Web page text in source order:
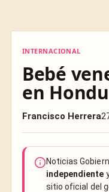
INTERNACIONAL
Bebé
en
Francisco Herrera
Noticias
independiente
sitio oficial del